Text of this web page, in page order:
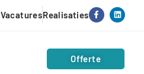
VacaturesRealisaties
Offerte